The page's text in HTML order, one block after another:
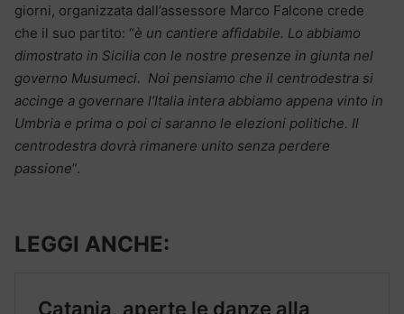
giorni, organizzata dall’assessore Marco Falcone crede
che il suo partito: “è un cantiere affidabile. Lo abbiamo
dimostrato in Sicilia con le nostre presenze in giunta nel
governo Musumeci. Noi pensiamo che il centrodestra si
accinge a governare l’Italia intera abbiamo appena vinto in
Umbria e prima o poi ci saranno le elezioni politiche. Il
centrodestra dovrà rimanere unito senza perdere
passione”.
LEGGI ANCHE: